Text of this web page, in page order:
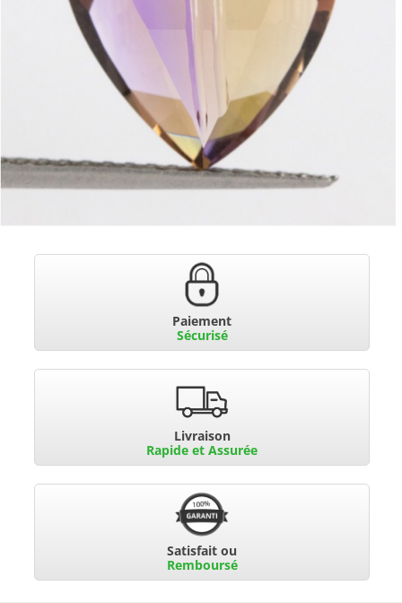
Paiement
Sécurisé
Livraison
Rapide et Assurée
Satisfait ou
Remboursé